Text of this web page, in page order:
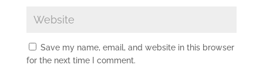
Save my name, email, and website in this browser
for the next time I comment.